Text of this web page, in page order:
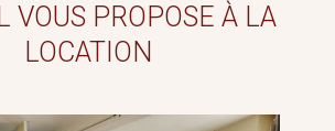
VOUS PROPOSE À LA
LOCATION